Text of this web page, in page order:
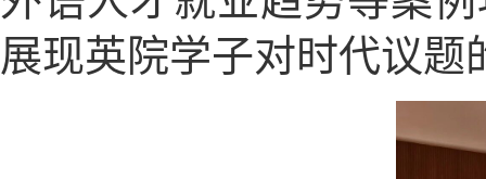
展现英院学子对时代议